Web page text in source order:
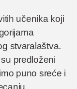
učenika koji
stvaralaštva.
predloženi
puno sreće i